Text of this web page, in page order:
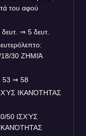
του αφού
δευτ. ⇒ 5 δευτ.
18/30 ΖΗΜΙΆ
53 ⇒ 58
ΙΚΑΝΌΤΗΤΑΣ
50 ΙΣΧΎΣ